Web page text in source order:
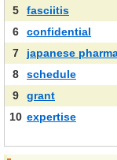
5
fasciitis
6
confidential
7
japanese
8
schedule
9
grant
10 expertise